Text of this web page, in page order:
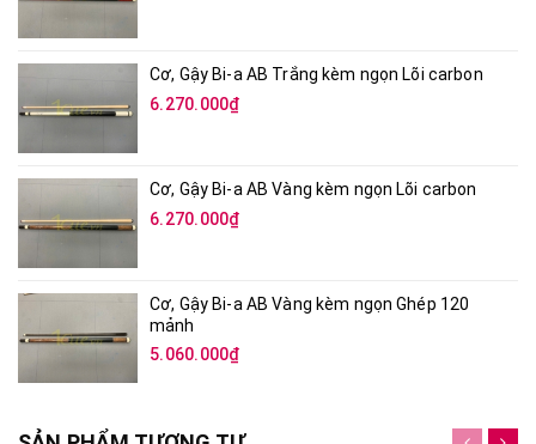
Cơ, Gậy Bi-a AB Trắng kèm ngọn Lõi carbon
6.270.000₫
Cơ, Gậy Bi-a AB Vàng kèm ngọn Lõi carbon
6.270.000₫
Cơ, Gậy Bi-a AB Vàng kèm ngọn Ghép 120
mảnh
5.060.000₫